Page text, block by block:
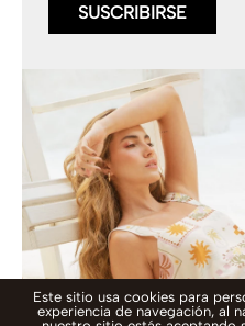
SUSCRIBIRSE
Este sitio usa cookies para
experiencia de navegación, al